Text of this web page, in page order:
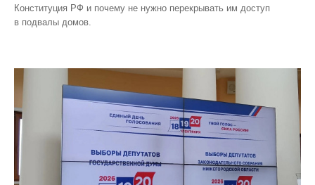
Конституция РФ и почему не нужно перекрывать им доступ
в подвалы домов.